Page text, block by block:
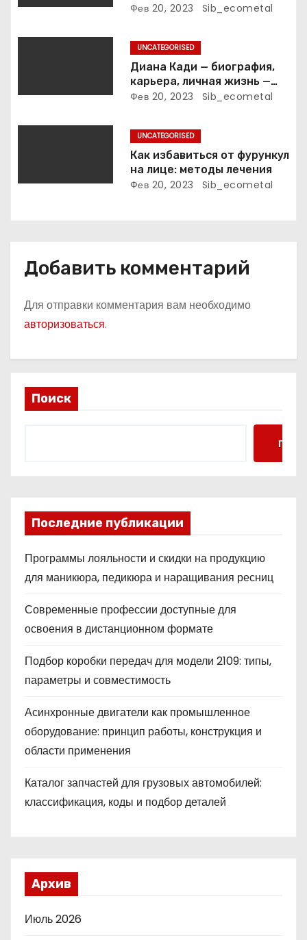
вокзальное
оценочно-аналитическое
общепостижимое явление
известной русской
поэтессы
Фев 20, 2023 Sib_ecometal
UNCATEGORISED
Диана Кади — биография,
карьера, личная жизнь —
актуальная информация
Фев 20, 2023 Sib_ecometal
UNCATEGORISED
Как избавиться от фурункул
на лице: методы лечения
Фев 20, 2023 Sib_ecometal
Добавить комментарий
Для отправки комментария вам необходимо
авторизоваться.
Поиск
Поиск
Последние публикации
Программы лояльности и скидки на продукцию
для маникюра, педикюра и наращивания ресниц
Современные профессии доступные для
освоения в дистанционном формате
Подбор коробки передач для модели 2109: типы,
параметры и совместимость
Асинхронные двигатели как промышленное
оборудование: принцип работы, конструкция и
области применения
Каталог запчастей для грузовых автомобилей:
классификация, коды и подбор деталей
Архив
Июль 2026